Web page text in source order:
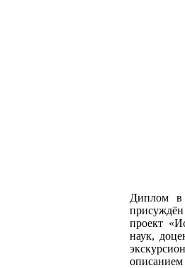
Диплом в
проект
наук,